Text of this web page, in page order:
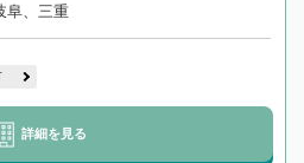
阜、三重
詳細を見る